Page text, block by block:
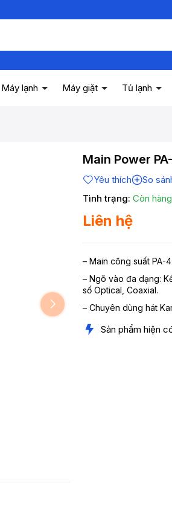
Máy lạnh Máy giặt Tủ lạnh
Main Power
Yêu thích
So
Tình trạng: Còn hàng
Liên hệ
– Main công suất PA-
– Ngõ vào đa dạng:
số Optical, Coaxial.
– Chuyên dùng hát
Sản phẩm hiện